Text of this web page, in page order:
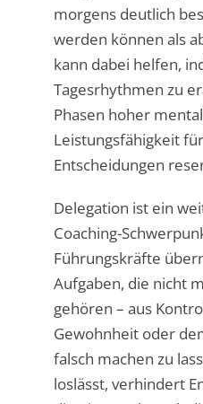
morgens deutlich
werden können als
kann dabei helfen,
Tagesrhythmen zu
Phasen hoher
Leistungsfähigkeit
Entscheidungen
Delegation ist ein
Coaching-
Führungskräfte
Aufgaben, die nicht
gehören – aus
Gewohnheit oder
falsch machen zu
loslässt, verhindert